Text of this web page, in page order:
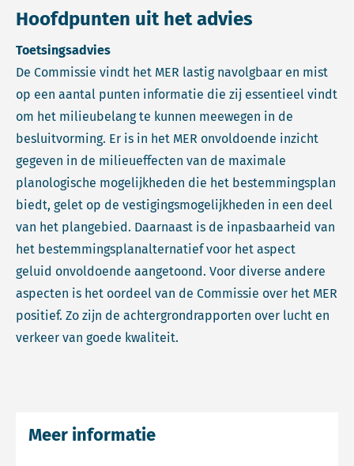
Hoofdpunten uit het advies
Toetsingsadvies
De Commissie vindt het MER lastig navolgbaar en mist
op een aantal punten informatie die zij essentieel vindt
om het milieubelang te kunnen meewegen in de
besluitvorming. Er is in het MER onvoldoende inzicht
gegeven in de milieueffecten van de maximale
planologische mogelijkheden die het bestemmingsplan
biedt, gelet op de vestigingsmogelijkheden in een deel
van het plangebied. Daarnaast is de inpasbaarheid van
het bestemmingsplanalternatief voor het aspect
geluid onvoldoende aangetoond. Voor diverse andere
aspecten is het oordeel van de Commissie over het MER
positief. Zo zijn de achtergrondrapporten over lucht en
verkeer van goede kwaliteit.
Meer informatie